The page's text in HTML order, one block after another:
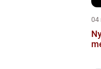
04